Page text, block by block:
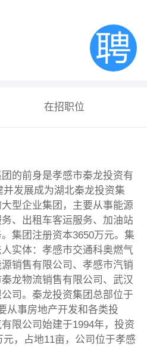
在招职位
的前身是孝感市秦龙投资有
并发展成为湖北秦龙投资集
型企业集团，主要从事能源
、出租车客运服务、加油站
集团注册资本3650万元。集
实体：孝感市交通科奥燃气
销售有限公司、孝感市汽销
龙物流销售有限公司、武汉
司。秦龙投资集团总部位于
从事房地产开发和各类投
限公司始建于1994年，投资
，占地11亩，公司位于孝感